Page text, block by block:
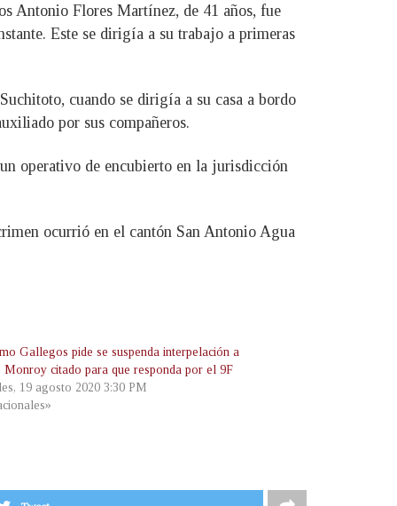
Antonio Flores Martínez, de 41 años, fue
Este se dirigía a su trabajo a primeras
cuando se dirigía a su casa a bordo
por sus compañeros.
operativo de encubierto en la jurisdicción
ocurrió en el cantón San Antonio Agua
Gallegos pide se suspenda interpelación a
Monroy citado para que responda por el 9F
19 agosto 2020 3:30 PM